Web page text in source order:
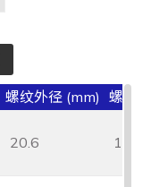
螺纹外径 (mm) 螺纹
20.6 17